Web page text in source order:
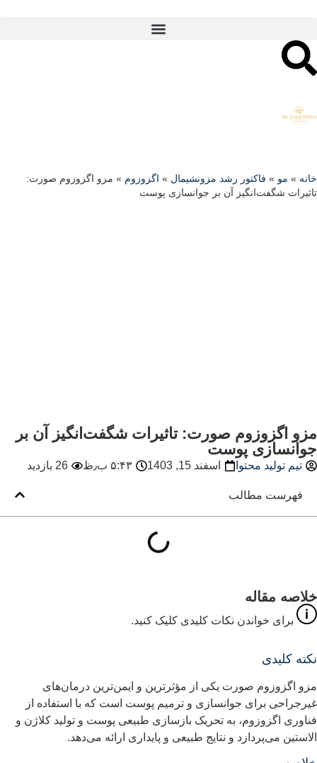
» مو» فاکتور رشد مزونشیمال» اگزوزوم» مزو اگزوزوم صورت:
شگفت‌انگیز آن بر جوانسازی پوست
اگزوزوم صورت: تاثیرات شگفت‌انگیز آن بر
پوست
تیم تولید محتوا اسفند 15, 1403 ۵:۴۳ ب٫ظ 26 بازدید
فهرست مطالب
مقاله
برای خواندن نکات کلیدی کلیک کنید.
کلیدی
اگزوزوم صورت یکی از مؤثرترین و ایمن‌ترین درمان‌های
برای جوانسازی و ترمیم پوست است که با استفاده از
اگزوزوم، به تحریک بازسازی طبیعی پوست و تولید کلاژن و
می‌پردازد و نتایج طبیعی و پایداری ارائه می‌دهد.